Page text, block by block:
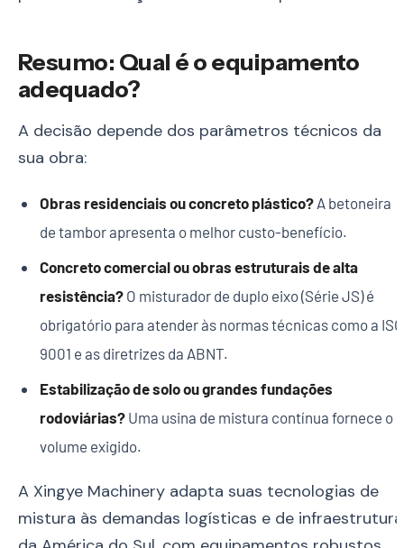
Resumo: Qual é o equipamento
adequado?
A decisão depende dos parâmetros técnicos da
sua obra:
Obras residenciais ou concreto plástico?A betoneira
de tambor apresenta o melhor custo-benefício.
Concreto comercial ou obras estruturais de alta
resistência?O misturador de duplo eixo (Série JS) é
obrigatório para atender às normas técnicas como a ISO
9001 e as diretrizes da ABNT.
Estabilização de solo ou grandes fundações
rodoviárias?Uma usina de mistura contínua fornece o
volume exigido.
A Xingye Machinery adapta suas tecnologias de
mistura às demandas logísticas e de infraestrutura